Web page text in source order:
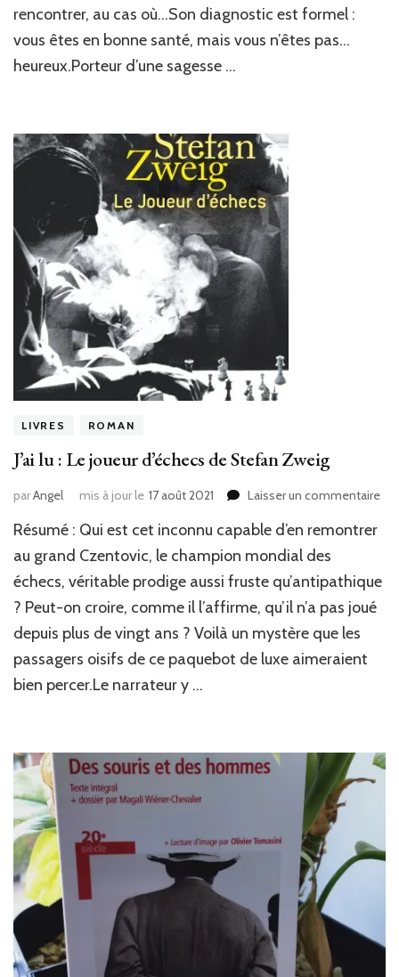
heureux
de
Laurent
rencontrer, au cas où…Son diagnostic est formel :
vous êtes en bonne santé, mais vous n’êtes pas…
heureux.Porteur d’une sagesse …
LIVRES ROMAN
J’ai lu : Le joueur d’échecs de Stefan Zweig
parAngel mis à jour le 17 août 2021 Laisser un commentairesur
Résumé : Qui est cet inconnu capable d’en remontrer
au grand Czentovic, le champion mondial des
échecs, véritable prodige aussi fruste qu’antipathique
? Peut-on croire, comme il l’affirme, qu’il n’a pas joué
depuis plus de vingt ans ? Voilà un mystère que les
passagers oisifs de ce paquebot de luxe aimeraient
bien percer.Le narrateur y …